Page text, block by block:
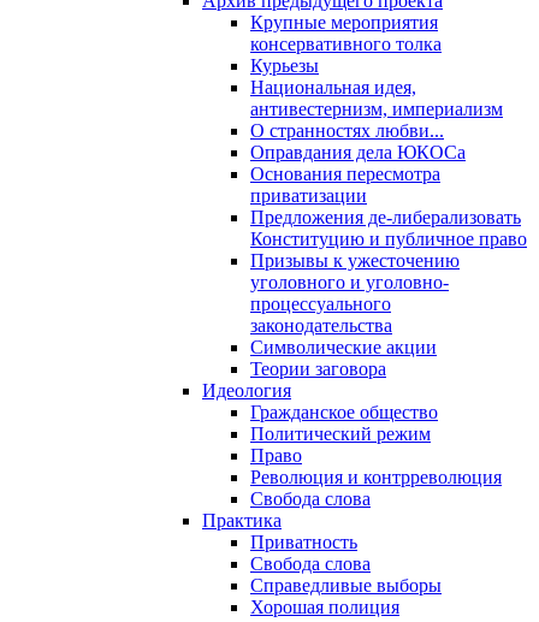
Крупные мероприятия
консервативного толка
Курьезы
Национальная идея,
антивестернизм, империализм
О странностях любви...
Оправдания дела ЮКОСа
Основания пересмотра
приватизации
Предложения де-либерализовать
Конституцию и публичное право
Призывы к ужесточению
уголовного и уголовно-
процессуального
законодательства
Символические акции
Теории заговора
Идеология
Гражданское общество
Политический режим
Право
Революция и контрреволюция
Свобода слова
Практика
Приватность
Свобода слова
Справедливые выборы
Хорошая полиция